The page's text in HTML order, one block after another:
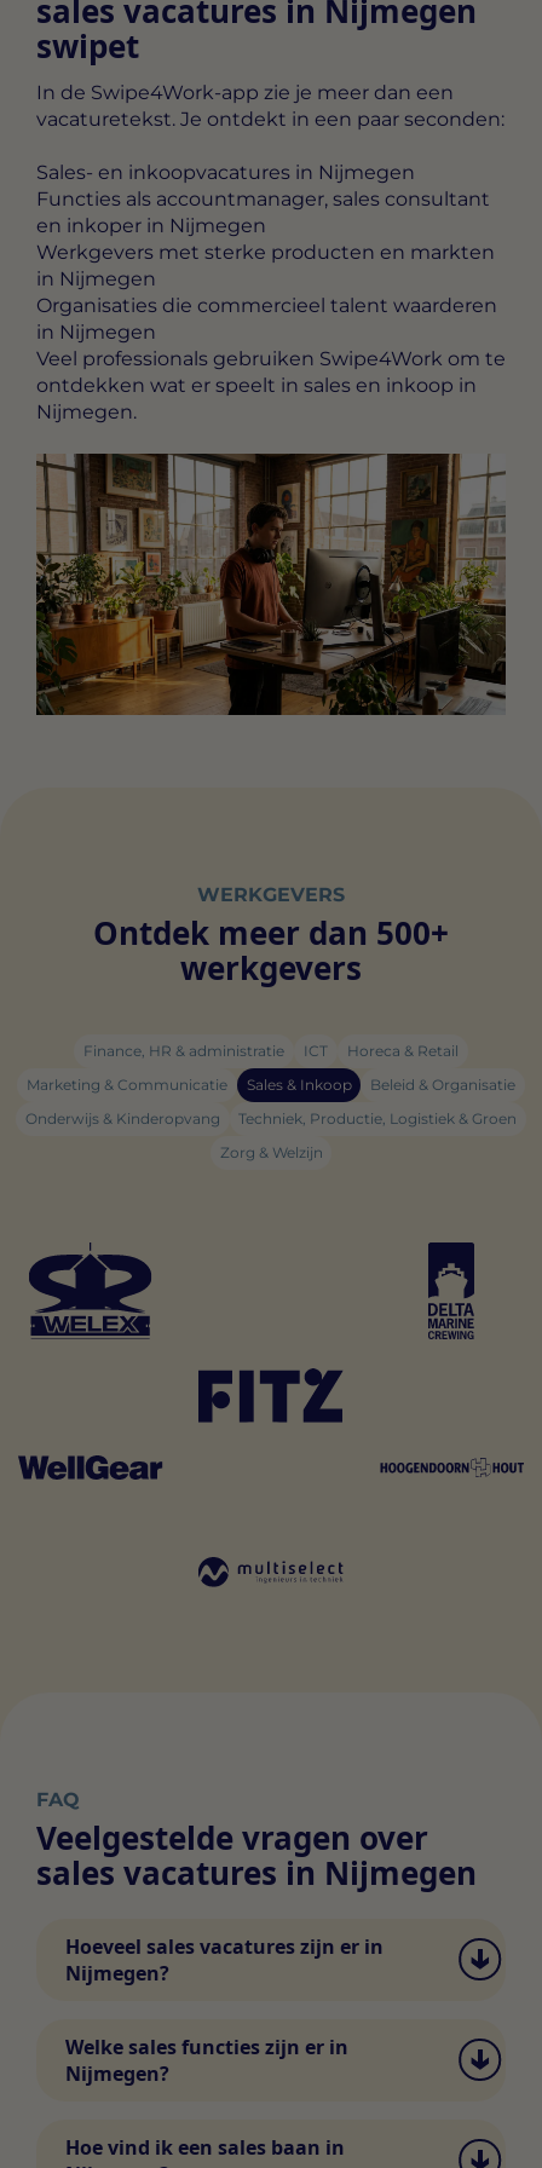
sales vacatures in Nijmegen
swipet
In de Swipe4Work-app zie je meer dan een
vacaturetekst. Je ontdekt in een paar seconden:
Sales- en inkoopvacatures in Nijmegen
Functies als accountmanager, sales consultant
en inkoper in Nijmegen
Werkgevers met sterke producten en markten
in Nijmegen
Organisaties die commercieel talent waarderen
in Nijmegen
Veel professionals gebruiken Swipe4Work om te
ontdekken wat er speelt in sales en inkoop in
Nijmegen.
WERKGEVERS
Ontdek meer dan 500+
werkgevers
Finance, HR & administratie ICT
Horeca & Retail
Marketing & Communicatie
Sales & Inkoop
Beleid & Organisatie
Onderwijs & Kinderopvang
Techniek, Productie, Logistiek & Groen
Zorg & Welzijn
FAQ
Veelgestelde vragen over
sales vacatures in Nijmegen
Hoeveel sales vacatures zijn er in
Nijmegen?
Nijmegen wisselt. Via Swipe4Work vind je
dagelijks nieuwe vacatures en kun je direct
matchen met werkgevers.
Welke sales functies zijn er in
Nijmegen?
en inkoop, zoals accountmanager, sales
consultant, inkoper, category manager en
Hoe vind ik een sales baan in